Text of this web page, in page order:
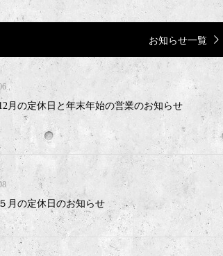
お知らせ一覧
月の定休日と年末年始の営業のお知らせ
月の定休日のお知らせ